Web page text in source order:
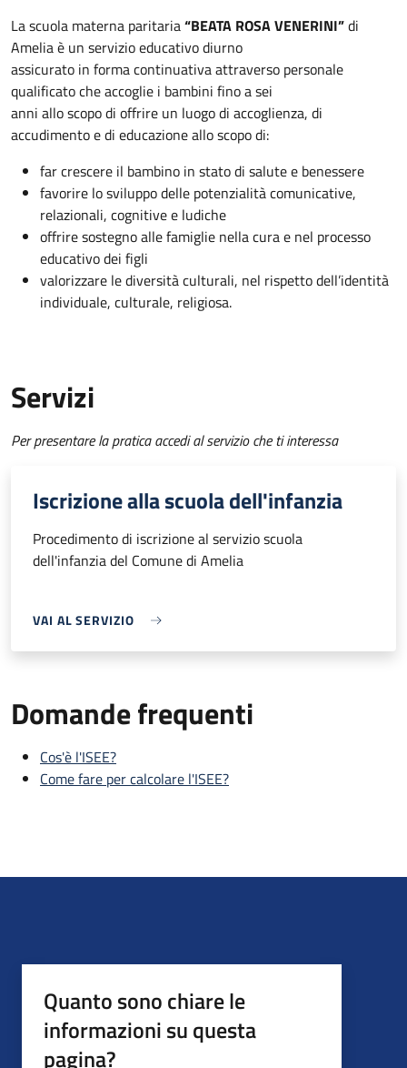
La scuola materna paritaria“BEATA ROSA VENERINI”di
Amelia è un servizio educativo diurno
assicurato in forma continuativa attraverso personale
qualificato che accoglie i bambini fino a sei
anni allo scopo di offrire un luogo di accoglienza, di
accudimento e di educazione allo scopo di:
far crescere il bambino in stato di salute e benessere
favorire lo sviluppo delle potenzialità comunicative,
relazionali, cognitive e ludiche
offrire sostegno alle famiglie nella cura e nel processo
educativo dei figli
valorizzare le diversità culturali, nel rispetto dell’identità
individuale, culturale, religiosa.
Servizi
Per presentare la pratica accedi al servizio che ti interessa
Iscrizione alla scuola dell'infanzia
Procedimento di iscrizione al servizio scuola
dell'infanzia del Comune di Amelia
VAI AL SERVIZIO
Domande frequenti
Cos'è l'ISEE?
Come fare per calcolare l'ISEE?
Quanto sono chiare le
informazioni su questa
pagina?